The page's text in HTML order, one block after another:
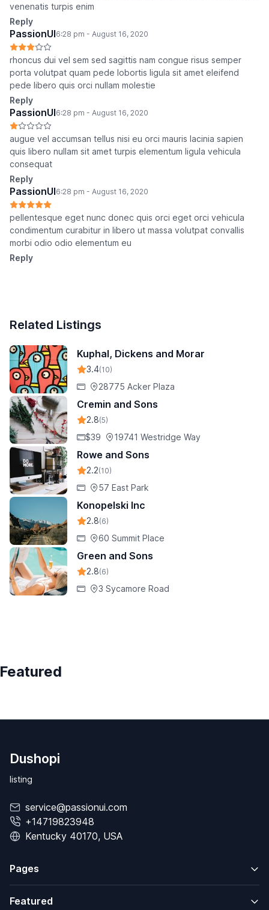
venenatis turpis enim
Reply
PassionUI6:28 pm - August 16, 2020
rhoncus dui vel sem sed sagittis nam congue risus semper
porta volutpat quam pede lobortis ligula sit amet eleifend
pede libero quis orci nullam molestie
Reply
PassionUI6:28 pm - August 16, 2020
augue vel accumsan tellus nisi eu orci mauris lacinia sapien
quis libero nullam sit amet turpis elementum ligula vehicula
consequat
Reply
PassionUI6:28 pm - August 16, 2020
pellentesque eget nunc donec quis orci eget orci vehicula
condimentum curabitur in libero ut massa volutpat convallis
morbi odio odio elementum eu
Reply
Related Listings
Kuphal, Dickens and Morar
3.4(10)
28775 Acker Plaza
Cremin and Sons
2.8(5)
$39 19741 Westridge Way
Rowe and Sons
2.2(10)
57 East Park
Konopelski Inc
2.8(6)
60 Summit Place
Green and Sons
2.8(6)
3 Sycamore Road
Featured
Dushopi
listing
service@passionui.com
+14719823948
Kentucky 40170, USA
Pages
Featured